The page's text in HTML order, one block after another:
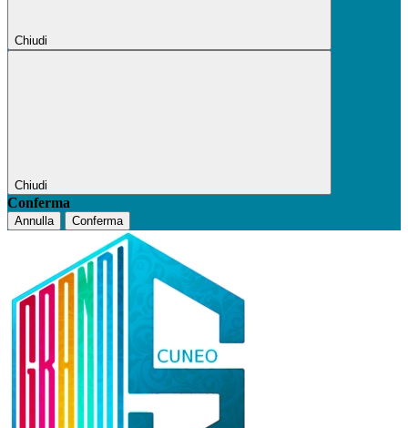
Chiudi
Chiudi
Conferma
Annulla Conferma